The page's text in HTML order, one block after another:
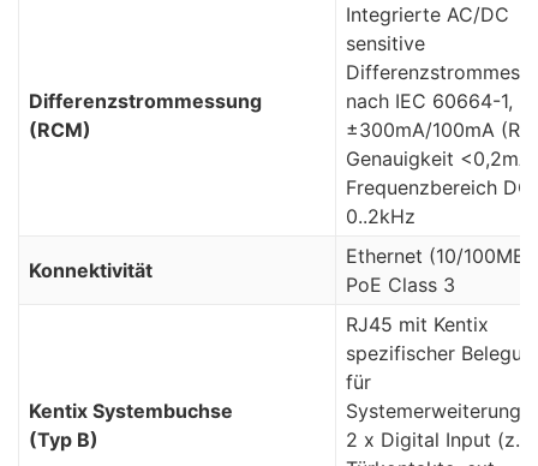
Differenzstrommessung
(RCM)
Integrierte AC/DC
sensitive
nach IEC 60664-1,
±300mA/100mA
Genauigkeit <0,2mA
Frequenzbereich DC
0..2kHz
Konnektivität
Ethernet (10/
PoE Class 3
Kentix Systembuchse
(Typ B)
RJ45 mit Kentix
spezifischer
für
2 x Digital Input (z.B.